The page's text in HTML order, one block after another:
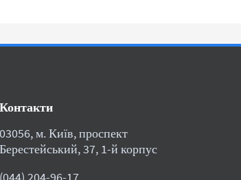
Контакти
03056, м. Київ, проспект
Берестейський, 37, 1-й корпус
(044) 204-96-17